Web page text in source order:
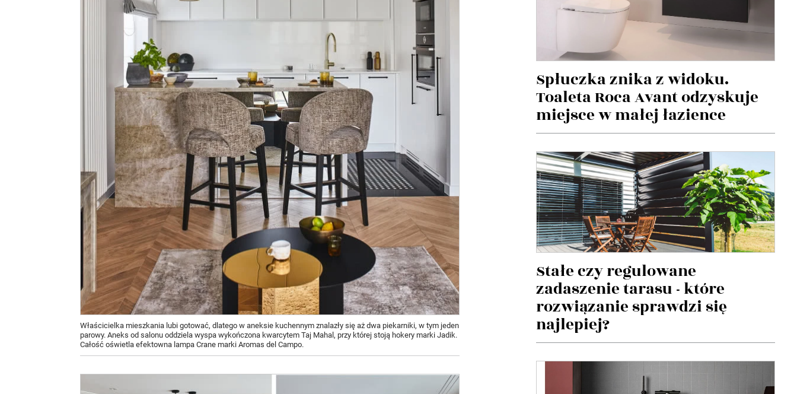
Właścicielka mieszkania lubi gotować, dlatego w aneksie kuchennym znalazły się aż dwa piekarniki, w tym jeden
parowy. Aneks od salonu oddziela wyspa wykończona kwarcytem Taj Mahal, przy której stoją hokery marki Jadik.
Całość oświetla efektowna lampa Crane marki Aromas del Campo.
Spłuczka znika z widoku.
Toaleta Roca Avant odzyskuje
miejsce w małej łazience
Stałe czy regulowane
zadaszenie tarasu - które
rozwiązanie sprawdzi się
najlepiej?